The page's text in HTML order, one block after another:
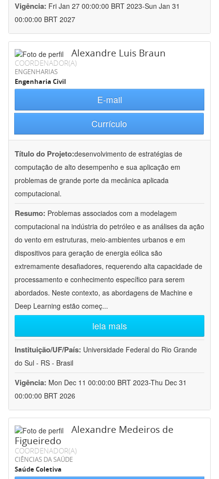
Vigência: Fri Jan 27 00:00:00 BRT 2023-Sun Jan 31
00:00:00 BRT 2027
Alexandre Luis Braun
COORDENADOR(A)
ENGENHARIAS
Engenharia Civil
E-mail
Currículo
Título do Projeto:desenvolvimento de estratégias de
computação de alto desempenho e sua aplicação em
problemas de grande porte da mecânica aplicada
computacional.
Resumo: Problemas associados com a modelagem
computacional na indústria do petróleo e as análises da ação
do vento em estruturas, meio-ambientes urbanos e em
dispositivos para geração de energia eólica são
extremamente desafiadores, requerendo alta capacidade de
processamento e conhecimento específico para serem
abordados. Neste contexto, as abordagens de Machine e
Deep Learning estão começ...
leia mais
Instituição/UF/País: Universidade Federal do Rio Grande
do Sul - RS - Brasil
Vigência: Mon Dec 11 00:00:00 BRT 2023-Thu Dec 31
00:00:00 BRT 2026
Alexandre Medeiros de
Figueiredo
COORDENADOR(A)
CIÊNCIAS DA SAÚDE
Saúde Coletiva